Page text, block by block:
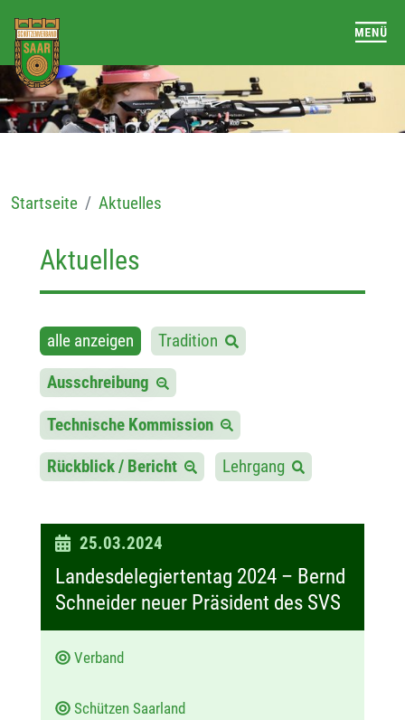
Startseite Aktuelles
Aktuelles
alle anzeigen Tradition
Ausschreibung
Technische Kommission
Rückblick / Bericht Lehrgang
D
a
t
:
25.03.2024
Landesdelegiertentag 2024 – Bernd
Schneider neuer Präsident des SVS
Verband
Schützen Saarland